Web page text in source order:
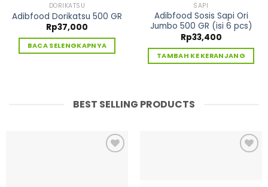
DORIKATSU
Adibfood Dorikatsu 500 GR
Rp37,000
BACA SELENGKAPNYA
SAPI
Adibfood Sosis Sapi Ori
Jumbo 500 GR (isi 6 pcs)
Rp33,400
TAMBAH KE KERANJANG
BEST SELLING PRODUCTS